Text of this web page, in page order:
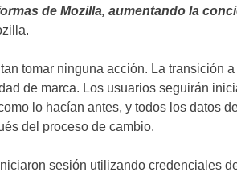
de Mozilla, aumentando la
tomar ninguna acción. La transición
de marca. Los usuarios seguirán
lo hacían antes, y todos los datos
del proceso de cambio.
sesión utilizando credenciales